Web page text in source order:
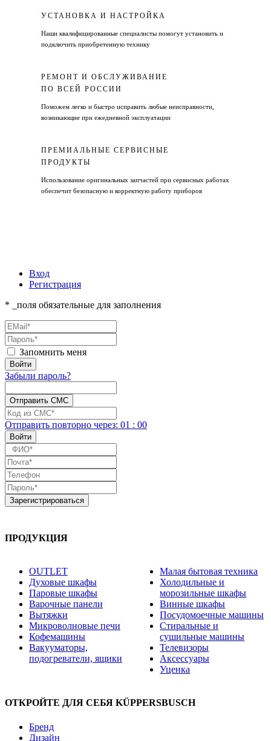
УСТАНОВКА И НАСТРОЙКА
Наши квалифицированные специалисты помогут установить и
подключить приобретенную технику
РЕМОНТ И ОБСЛУЖИВАНИЕ
ПО ВСЕЙ РОССИИ
Поможем легко и быстро исправить любые неисправности,
возникающие при ежедневной эксплуатации
ПРЕМИАЛЬНЫЕ СЕРВИСНЫЕ
ПРОДУКТЫ
Использование оригинальных запчастей при сервисных работах
обеспечит безопасную и корректную работу приборов
Вход
Регистрация
* _поля обязательные для заполнения
Запомнить меня
Забыли пароль?
Отправить повторно через: 01 : 00
ПРОДУКЦИЯ
OUTLET
Духовые шкафы
Паровые шкафы
Варочные панели
Вытяжки
Микроволновые печи
Кофемашины
Вакууматоры,
подогреватели, ящики
Малая бытовая техника
Холодильные и
морозильные шкафы
Винные шкафы
Посудомоечные машины
Стиральные и
сушильные машины
Телевизоры
Аксессуары
Уценка
ОТКРОЙТЕ ДЛЯ СЕБЯ KÜPPERSBUSCH
Бренд
Дизайн